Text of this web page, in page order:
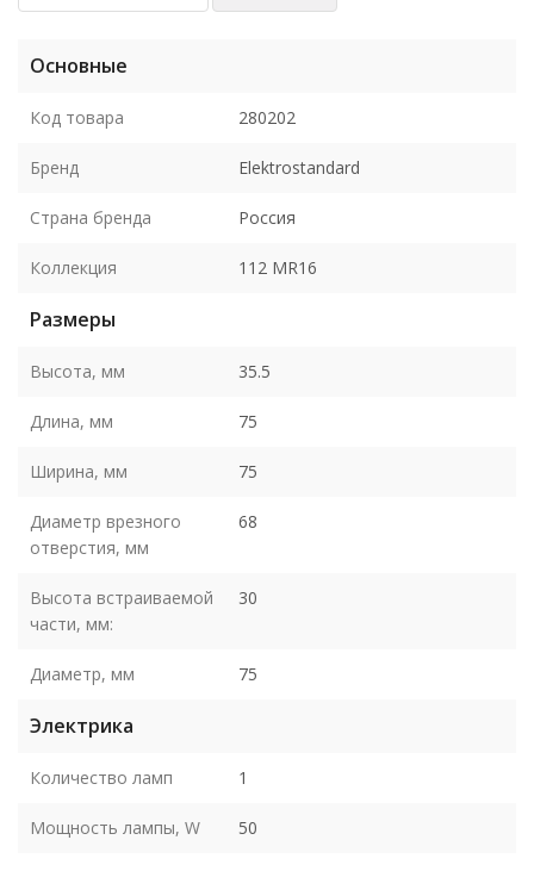
Основные
Код товара 280202
Бренд Elektrostandard
Страна бренда Россия
Коллекция 112 MR16
Размеры
Высота, мм 35.5
Длина, мм 75
Ширина, мм 75
Диаметр врезного
отверстия, мм
68
Высота встраиваемой
части, мм:
30
Диаметр, мм 75
Электрика
Количество ламп 1
Мощность лампы, W 50